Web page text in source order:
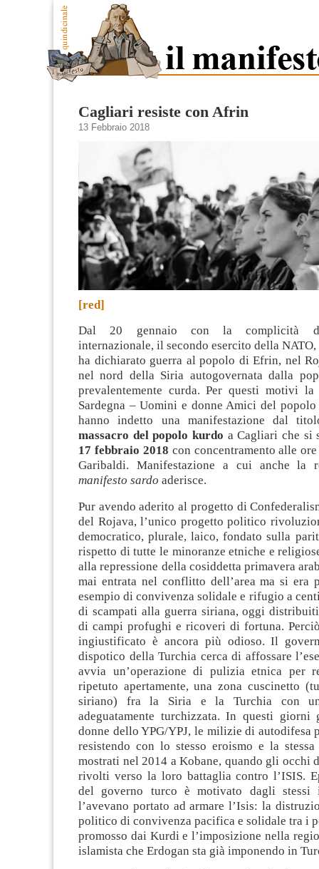
Cagliari resiste con Afrin
13 Febbraio 2018
[red]
Dal 20 gennaio con la complicità
internazionale, il secondo esercito della
ha dichiarato guerra al popolo di Efrin, nel
nel nord della Siria autogovernata dalla
prevalentemente curda. Per questi motivi la
Sardegna – Uomini e donne Amici del
hanno indetto una manifestazione dal
massacro del popolo kurdo a Cagliari che si
17 febbraio 2018 con concentramento alle
Garibaldi. Manifestazione a cui anche la
manifesto sardo aderisce.
Pur avendo aderito al progetto di
del Rojava, l’unico progetto politico
democratico, plurale, laico, fondato sulla
rispetto di tutte le minoranze etniche e
alla repressione della cosiddetta primavera
mai entrata nel conflitto dell’area ma si era
esempio di convivenza solidale e rifugio a
di scampati alla guerra siriana, oggi
di campi profughi e ricoveri di fortuna.
ingiustificato è ancora più odioso. Il
dispotico della Turchia cerca di affossare
avvia un’operazione di pulizia etnica per
ripetuto apertamente, una zona cuscinetto
siriano) fra la Siria e la Turchia con
adeguatamente turchizzata. In questi
donne dello YPG/YPJ, le milizie di autodifesa
resistendo con lo stesso eroismo e la stessa
mostrati nel 2014 a Kobane, quando gli occhi
rivolti verso la loro battaglia contro l’ISIS.
del governo turco è motivato dagli stessi
l’avevano portato ad armare l’Isis: la
politico di convivenza pacifica e solidale tra i
promosso dai Kurdi e l’imposizione nella
islamista che Erdogan sta già imponendo in